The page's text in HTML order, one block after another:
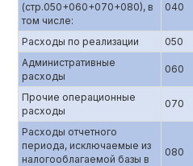
(стр.050+060+070+080), в
том числе:
040
Расходы по реализации 050
Административные
расходы
060
Прочие операционные
расходы
070
Расходы отчетного
периода, исключаемые из
налогооблагаемой базы в
080